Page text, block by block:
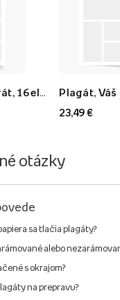
23,49 €
otázky
sa tlačia plagáty?
alebo
s okrajom?
na prepravu?